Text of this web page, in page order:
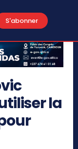
S'abonner
la